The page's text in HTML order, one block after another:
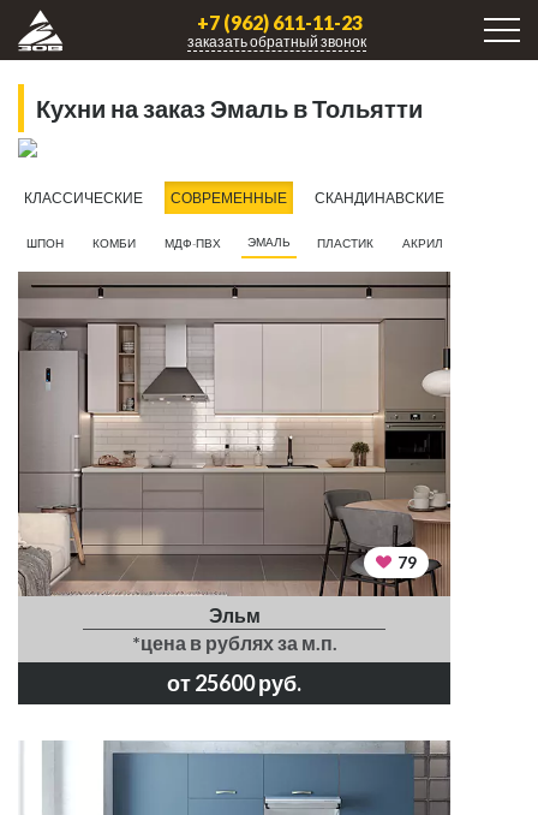
+7 (962) 611-11-23
заказать обратный звонок
Кухни на заказ Эмаль в Тольятти
КЛАССИЧЕСКИЕ СОВРЕМЕННЫЕ СКАНДИНАВСКИЕ
ШПОН КОМБИ МДФ-ПВХ ЭМАЛЬ ПЛАСТИК АКРИЛ
79
Эльм
*цена в рублях за м.п.
от 25600 руб.